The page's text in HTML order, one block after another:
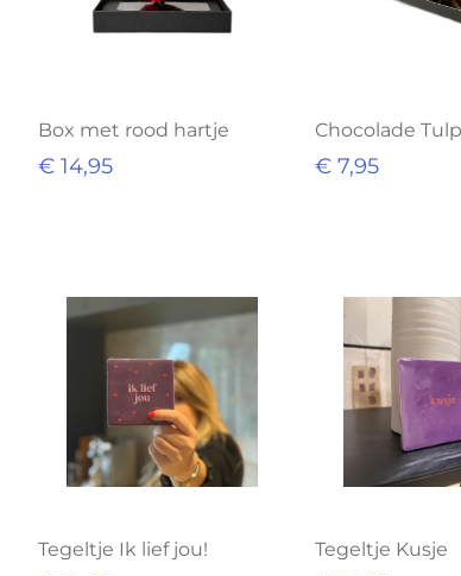
Box met rood hartje
€ 14,95
Chocolade
€ 7,95
Tegeltje Ik lief jou! Tegeltje Kusje